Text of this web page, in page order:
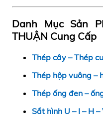
Danh Mục Sản
THUẬN Cung Cấp
Thép cây – Thép
Thép hộp vuông –
Thép ống đen –
Sắt hình U – I – H –